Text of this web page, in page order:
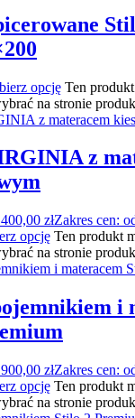
opcję Ten
na stronie
z
złZakres cen:
opcję Ten produkt
na stronie
i
złZakres cen:
opcję Ten produkt
na stronie